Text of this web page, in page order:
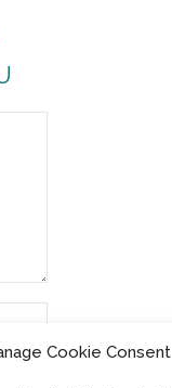
Cookie Consent